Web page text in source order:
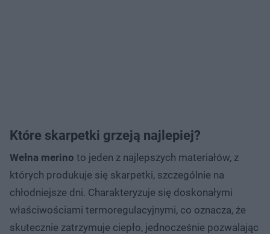
Które skarpetki grzeją najlepiej?
Wełna merino to jeden z najlepszych materiałów, z
których produkuje się skarpetki, szczególnie na
chłodniejsze dni. Charakteryzuje się doskonałymi
właściwościami termoregulacyjnymi, co oznacza, że
skutecznie zatrzymuje ciepło, jednocześnie pozwalając